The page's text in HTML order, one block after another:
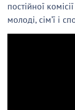
постійної
молоді, сім’ї і